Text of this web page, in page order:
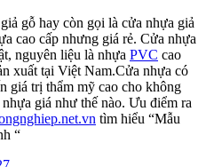
gỗ hay còn gọi là cửa nhựa giả
cao cấp nhưng giá rẻ. Cửa nhựa
nguyên liệu là nhựa PVC cao
xuất tại Việt Nam.Cửa nhựa có
giá trị thẩm mỹ cao cho không
giá như thế nào. Ưu điểm ra
tìm hiểu “Mẫu
“